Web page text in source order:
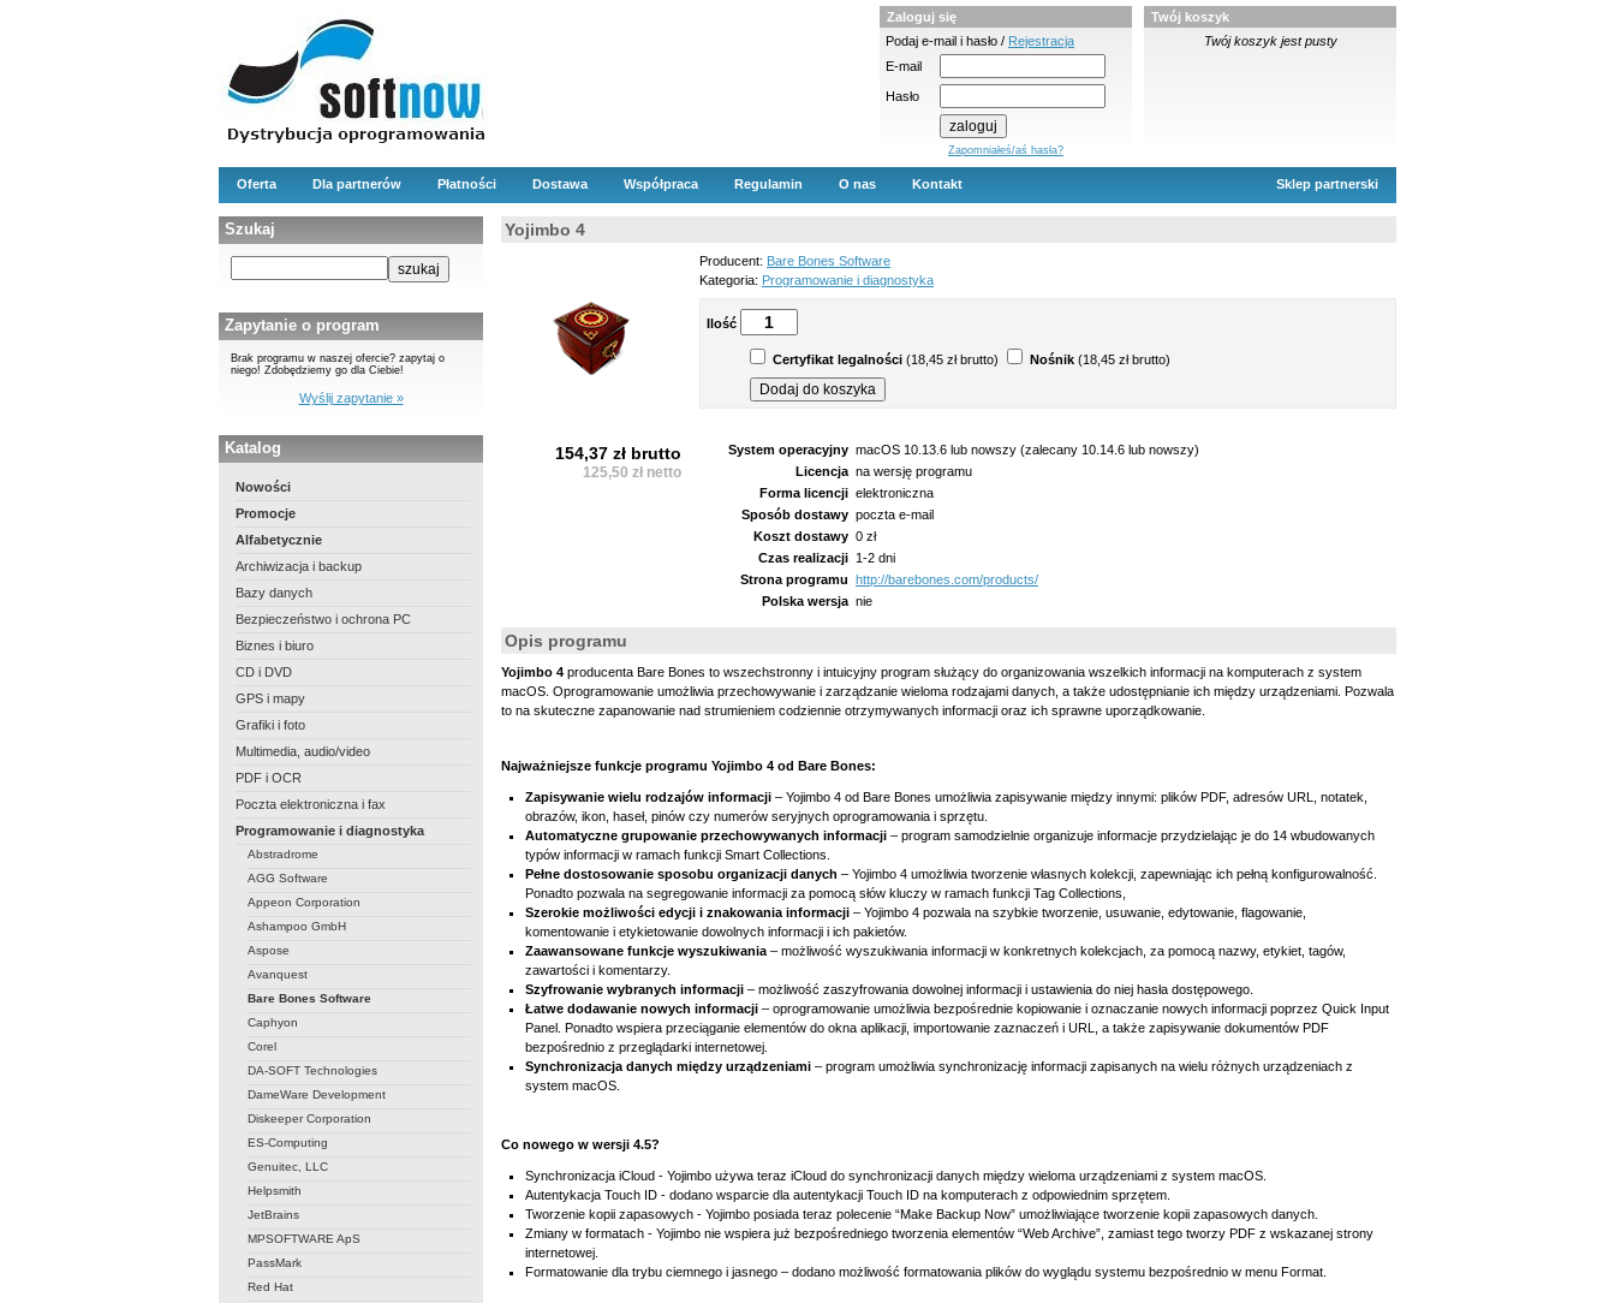
Zaloguj się
Podaj e-mail i hasło / Rejestracja
E-mail
Hasło
Zapomniałeś/aś hasła?
Twój koszyk
Twój koszyk jest pusty
Oferta Dla partnerów Płatności Dostawa Współpraca Regulamin O nas Kontakt Sklep partnerski
Szukaj
Zapytanie o program
Brak programu w naszej ofercie? zapytaj o
niego! Zdobędziemy go dla Ciebie!
Wyślij zapytanie »
Katalog
Nowości
Promocje
Alfabetycznie
Archiwizacja i backup
Bazy danych
Bezpieczeństwo i ochrona PC
Biznes i biuro
CD i DVD
GPS i mapy
Grafiki i foto
Multimedia, audio/video
PDF i OCR
Poczta elektroniczna i fax
Programowanie i diagnostyka
Abstradrome
AGG Software
Appeon Corporation
Ashampoo GmbH
Aspose
Avanquest
Bare Bones Software
Caphyon
Corel
DA-SOFT Technologies
DameWare Development
Diskeeper Corporation
ES-Computing
Genuitec, LLC
Helpsmith
JetBrains
MPSOFTWARE ApS
PassMark
Red Hat
Yojimbo 4
Producent: Bare Bones Software
Kategoria: Programowanie i diagnostyka
Ilość
Certyfikat legalności (18,45 zł brutto) Nośnik (18,45 zł brutto)
154,37 zł brutto
125,50 zł netto
System operacyjny macOS 10.13.6 lub nowszy (zalecany 10.14.6 lub nowszy)
Licencja na wersję programu
Forma licencji elektroniczna
Sposób dostawy poczta e-mail
Koszt dostawy 0 zł
Czas realizacji 1-2 dni
Strona programu http://barebones.com/products/
Polska wersja nie
Opis programu
Yojimbo 4 producenta Bare Bones to wszechstronny i intuicyjny program służący do organizowania wszelkich informacji na komputerach z system
macOS. Oprogramowanie umożliwia przechowywanie i zarządzanie wieloma rodzajami danych, a także udostępnianie ich między urządzeniami. Pozwala
to na skuteczne zapanowanie nad strumieniem codziennie otrzymywanych informacji oraz ich sprawne uporządkowanie.
Najważniejsze funkcje programu Yojimbo 4 od Bare Bones:
Zapisywanie wielu rodzajów informacji – Yojimbo 4 od Bare Bones umożliwia zapisywanie między innymi: plików PDF, adresów URL, notatek,
obrazów, ikon, haseł, pinów czy numerów seryjnych oprogramowania i sprzętu.
Automatyczne grupowanie przechowywanych informacji – program samodzielnie organizuje informacje przydzielając je do 14 wbudowanych
typów informacji w ramach funkcji Smart Collections.
Pełne dostosowanie sposobu organizacji danych – Yojimbo 4 umożliwia tworzenie własnych kolekcji, zapewniając ich pełną konfigurowalność.
Ponadto pozwala na segregowanie informacji za pomocą słów kluczy w ramach funkcji Tag Collections,
Szerokie możliwości edycji i znakowania informacji – Yojimbo 4 pozwala na szybkie tworzenie, usuwanie, edytowanie, flagowanie,
komentowanie i etykietowanie dowolnych informacji i ich pakietów.
Zaawansowane funkcje wyszukiwania – możliwość wyszukiwania informacji w konkretnych kolekcjach, za pomocą nazwy, etykiet, tagów,
zawartości i komentarzy.
Szyfrowanie wybranych informacji – możliwość zaszyfrowania dowolnej informacji i ustawienia do niej hasła dostępowego.
Łatwe dodawanie nowych informacji – oprogramowanie umożliwia bezpośrednie kopiowanie i oznaczanie nowych informacji poprzez Quick Input
Panel. Ponadto wspiera przeciąganie elementów do okna aplikacji, importowanie zaznaczeń i URL, a także zapisywanie dokumentów PDF
bezpośrednio z przeglądarki internetowej.
Synchronizacja danych między urządzeniami – program umożliwia synchronizację informacji zapisanych na wielu różnych urządzeniach z
system macOS.
Co nowego w wersji 4.5?
Synchronizacja iCloud - Yojimbo używa teraz iCloud do synchronizacji danych między wieloma urządzeniami z system macOS.
Autentykacja Touch ID - dodano wsparcie dla autentykacji Touch ID na komputerach z odpowiednim sprzętem.
Tworzenie kopii zapasowych - Yojimbo posiada teraz polecenie “Make Backup Now” umożliwiające tworzenie kopii zapasowych danych.
Zmiany w formatach - Yojimbo nie wspiera już bezpośredniego tworzenia elementów “Web Archive”, zamiast tego tworzy PDF z wskazanej strony
internetowej.
Formatowanie dla trybu ciemnego i jasnego – dodano możliwość formatowania plików do wyglądu systemu bezpośrednio w menu Format.